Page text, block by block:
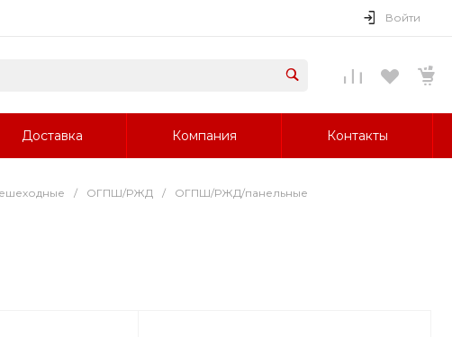
Войти
Доставка Компания Контакты
/ ОГПШ/РЖД / ОГПШ/РЖД/панельные